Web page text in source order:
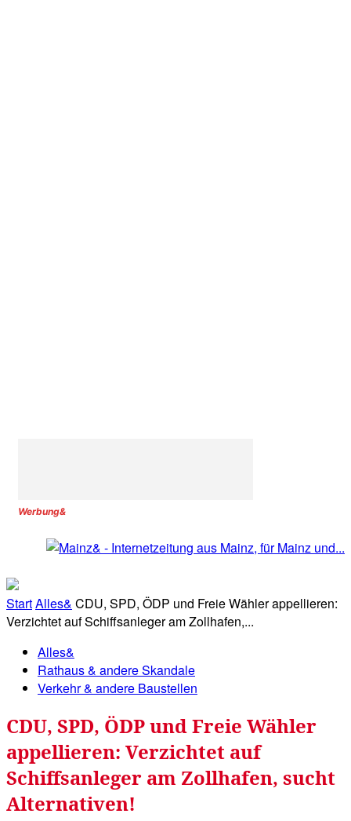
Werbung&
StartAlles& CDU, SPD, ÖDP und Freie Wähler appellieren:
Verzichtet auf Schiffsanleger am Zollhafen,...
Alles&
Rathaus & andere Skandale
Verkehr & andere Baustellen
CDU, SPD, ÖDP und Freie Wähler
appellieren: Verzichtet auf
Schiffsanleger am Zollhafen, sucht
Alternativen!